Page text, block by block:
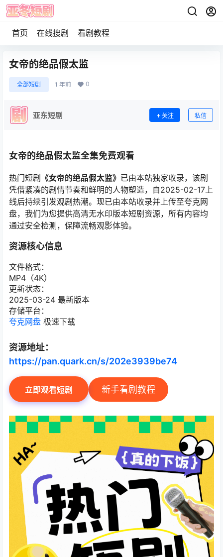
首页 在线搜剧 看剧教程
女帝的绝品假太监
全部短剧 1 年前 0
亚东短剧 关注 私信
女帝的绝品假太监全集免费观看
热门短剧 《女帝的绝品假太监》 已由本站独家收录，该剧
凭借紧凑的剧情节奏和鲜明的人物塑造，自2025-02-17上
线后持续引发观剧热潮。现已由本站收录并上传至夸克网
盘，我们为您提供高清无水印版本短剧资源，所有内容均
通过安全检测，保障流畅观影体验。
资源核心信息
文件格式：
MP4（4K）
更新状态：
2025-03-24 最新版本
存储平台：
夸克网盘 极速下载
资源地址：
https://pan.quark.cn/s/202e3939be74
立即观看短剧 新手看剧教程